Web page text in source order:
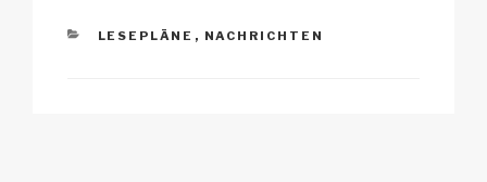
KATEGORIEN
LESEPLÄNE , NACHRICHTEN